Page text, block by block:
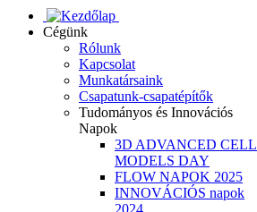
Cégünk
Rólunk
Kapcsolat
Munkatársaink
Csapatunk-csapatépítők
Tudományos és Innovációs
Napok
3D ADVANCED CELL
MODELS DAY
FLOW NAPOK 2025
INNOVÁCIÓS napok
2024